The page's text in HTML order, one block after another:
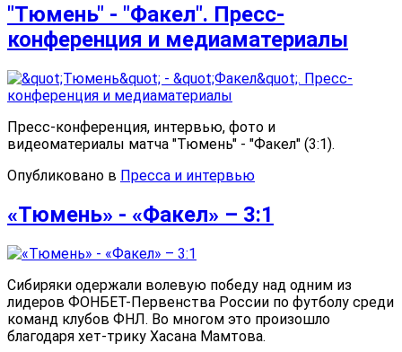
"Тюмень" - "Факел". Пресс-
конференция и медиаматериалы
Пресс-конференция, интервью, фото и
видеоматериалы матча "Тюмень" - "Факел" (3:1).
Опубликовано в Пресса и интервью
«Тюмень» - «Факел» – 3:1
Сибиряки одержали волевую победу над одним из
лидеров ФОНБЕТ-Первенства России по футболу среди
команд клубов ФНЛ. Во многом это произошло
благодаря хет-трику Хасана Мамтова.